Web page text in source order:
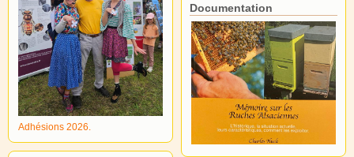
Adhésions 2026.
Documentation